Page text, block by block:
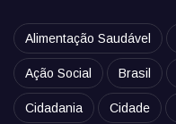
Alimentação Saudável
Ação Social Brasil
Cidadania Cidade